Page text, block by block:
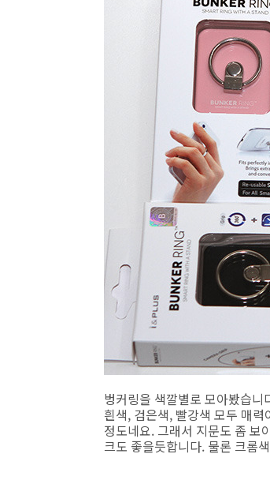
벙커링을 색깔별로 모아봤습
흰색, 검은색, 빨강색 모두 매
정도네요. 그래서 지문도 좀 보
크도 좋을듯합니다. 물론 크롬